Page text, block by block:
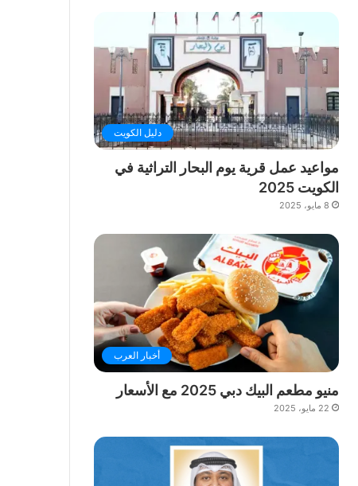
دليل الكويت
مواعيد عمل قرية يوم البحار التراثية في
الكويت 2025
8 مايو، 2025
أخبار العرب
منيو مطعم البيك دبي 2025 مع الأسعار
22 مايو، 2025